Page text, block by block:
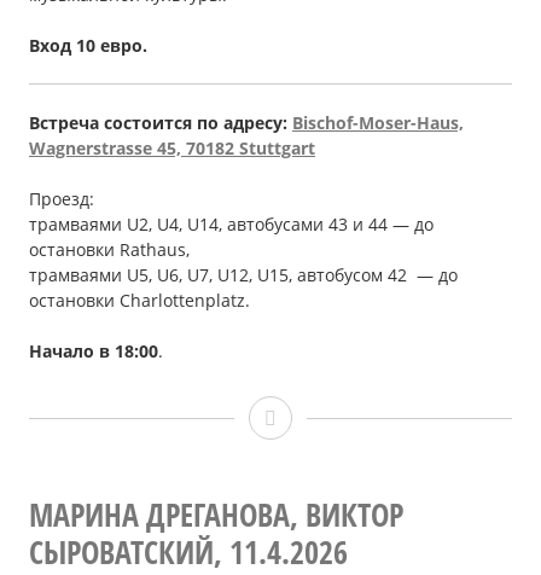
Вход 10 евро.
Встреча состоится по адресу: Bischof-Moser-Haus,
Wagnerstrasse 45, 70182 Stuttgart
Проезд:
трамваями U2, U4, U14, автобусами 43 и 44 — до
остановки Rathaus,
трамваями U5, U6, U7, U12, U15, автобусом 42 — до
остановки Сharlottenplatz.
Начало в 18:00.
Александр
16.5.2026
МАРИНА ДРЕГАНОВА, ВИКТОР
СЫРОВАТСКИЙ, 11.4.2026